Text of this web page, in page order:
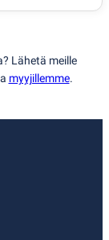
Lähetä meille
myyjillemme.